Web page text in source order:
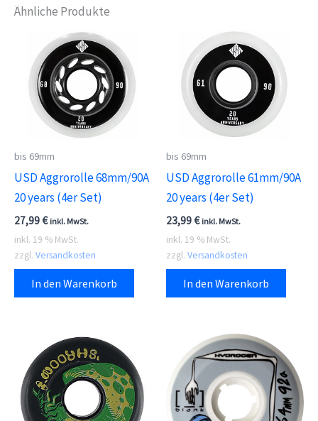
Ähnliche Produkte
bis 69mm
USD Aggrorolle 68mm/90A
20 years (4er Set)
27,99€ inkl. MwSt.
inkl. 19 % MwSt.
zzgl. Versandkosten
In den Warenkorb
bis 69mm
USD Aggrorolle 61mm/90A
20 years (4er Set)
23,99€ inkl. MwSt.
inkl. 19 % MwSt.
zzgl. Versandkosten
In den Warenkorb